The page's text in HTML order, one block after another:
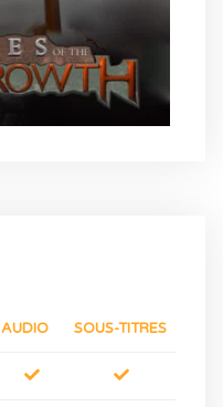
AUDIO SOUS-TITRES